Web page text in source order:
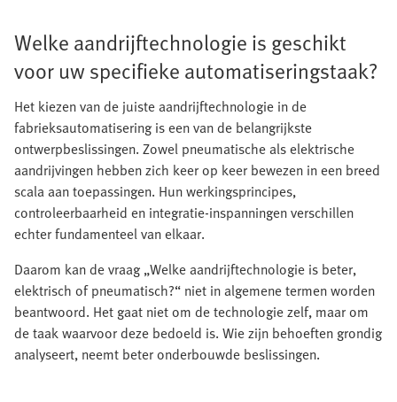
Welke aandrijftechnologie is geschikt
voor uw specifieke automatiseringstaak?
Het kiezen van de juiste aandrijftechnologie in de
fabrieksautomatisering is een van de belangrijkste
ontwerpbeslissingen. Zowel pneumatische als elektrische
aandrijvingen hebben zich keer op keer bewezen in een breed
scala aan toepassingen. Hun werkingsprincipes,
controleerbaarheid en integratie-inspanningen verschillen
echter fundamenteel van elkaar.
Daarom kan de vraag „Welke aandrijftechnologie is beter,
elektrisch of pneumatisch?“ niet in algemene termen worden
beantwoord. Het gaat niet om de technologie zelf, maar om
de taak waarvoor deze bedoeld is. Wie zijn behoeften grondig
analyseert, neemt beter onderbouwde beslissingen.